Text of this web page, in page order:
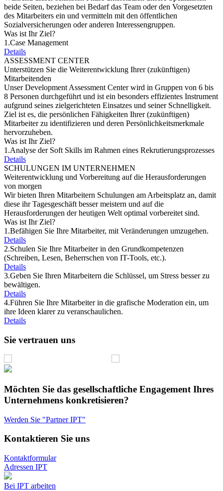
beide Seiten, beziehen bei Bedarf das Team oder den Vorgesetzten
des Mitarbeiters ein und vermitteln mit den öffentlichen
Sozialversicherungen oder anderen Interessengruppen.
Was ist Ihr Ziel?
1.Case Management
Details
ASSESSMENT CENTER
Unterstützen Sie die Weiterentwicklung Ihrer (zukünftigen)
Mitarbeitenden
Unser Development Assessment Center wird in Gruppen von 6 bis
8 Personen durchgeführt und ist ein besonders effizientes Instrument
aufgrund seines zielgerichteten Einsatzes und seiner Schnelligkeit.
Ziel ist es, die persönlichen Fähigkeiten Ihrer (zukünftigen)
Mitarbeiter zu identifizieren und deren Persönlichkeitsmerkmale
hervorzuheben.
Was ist Ihr Ziel?
1.Analyse der Soft Skills im Rahmen eines Rekrutierungsprozesses
Details
SCHULUNGEN IM UNTERNEHMEN
Weiterentwicklung und Vorbereitung auf die Herausforderungen
von morgen
Wir bieten Ihren Mitarbeitern Schulungen am Arbeitsplatz an, damit
diese ihr Tagesgeschäft besser meistern und auf die
Herausforderungen der heutigen Welt optimal vorbereitet sind.
Was ist Ihr Ziel?
1.Befähigen Sie Ihre Mitarbeiter, mit Veränderungen umzugehen.
Details
2.Schulen Sie Ihre Mitarbeiter in den Grundkompetenzen
(Schreiben, Lesen, Beherrschen von IT-Tools, etc.).
Details
3.Geben Sie Ihren Mitarbeitern die Schlüssel, um Stress besser zu
bewältigen.
Details
4.Führen Sie Ihre Mitarbeiter in die grafische Moderation ein, um
ihre Ideen klarer zu veranschaulichen.
Details
Sie vertrauen uns
Möchten Sie das gesellschaftliche Engagement Ihres
Unternehmens konkretisieren?
Werden Sie "Partner IPT"
Kontaktieren Sie uns
Kontaktformular
Adressen IPT
Bei IPT arbeiten